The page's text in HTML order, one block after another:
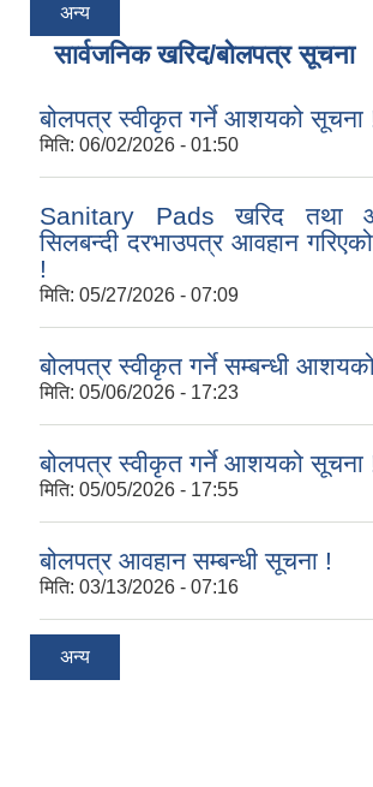
अन्य
सार्वजनिक खरिद/बोलपत्र सूचना
बोलपत्र स्वीकृत गर्ने आशयको सूचना
मिति: 06/02/2026 - 01:50
Sanitary Pads खरिद तथा
सिलबन्दी दरभाउपत्र आवहान
!
मिति: 05/27/2026 - 07:09
बोलपत्र स्वीकृत गर्ने सम्बन्धी
मिति: 05/06/2026 - 17:23
बोलपत्र स्वीकृत गर्ने आशयको सूचना
मिति: 05/05/2026 - 17:55
बोलपत्र आवहान सम्बन्धी सूचना !
मिति: 03/13/2026 - 07:16
अन्य